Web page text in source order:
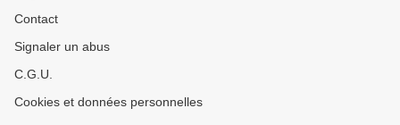
Contact
Signaler un abus
C.G.U.
Cookies et données personnelles